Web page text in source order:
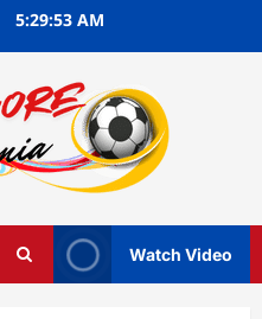
5:29:54 AM
Watch Video